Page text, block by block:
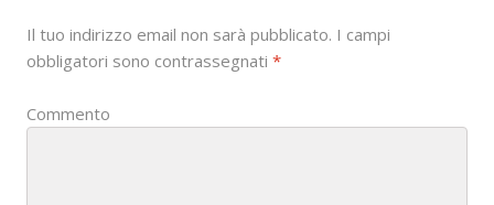
v
g
Il tuo indirizzo email non sarà pubblicato. I campi
obbligatori sono contrassegnati *
Commento